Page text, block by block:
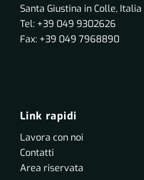
Santa Giustina in Colle, Italia
Tel: +39 049 9302626
Fax: +39 049 7968890
Link rapidi
Lavora con noi
Contatti
Area riservata